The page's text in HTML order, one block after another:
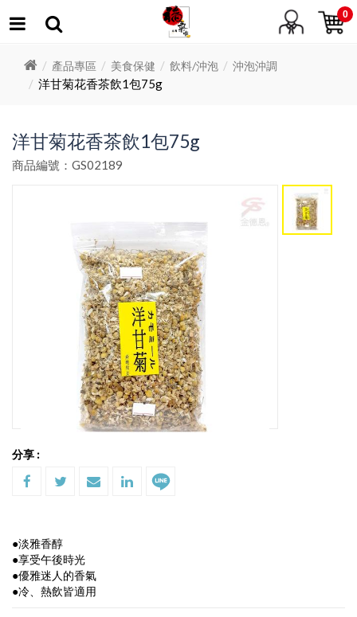
0
產品專區 美食保健 飲料/沖泡 沖泡沖調
洋甘菊花香茶飲1包75g
洋甘菊花香茶飲1包75g
商品編號：GS02189
分享 :
●淡雅香醇
●享受午後時光
●優雅迷人的香氣
●冷、熱飲皆適用